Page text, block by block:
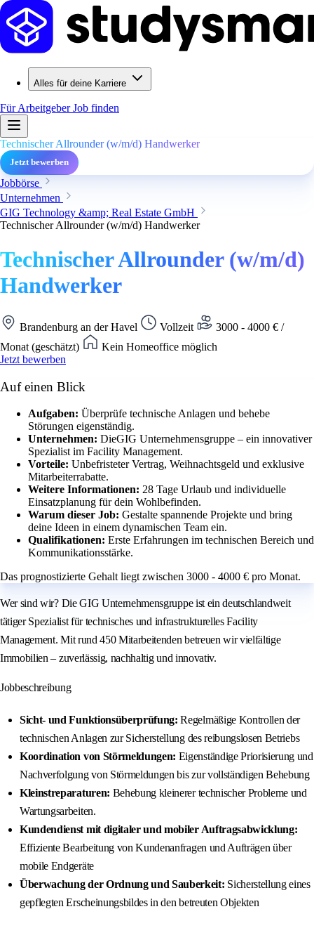
Alles für deine Karriere
Für ArbeitgeberJob finden
Technischer Allrounder (w/m/d) Handwerker
Jetzt bewerben
Jobbörse
Unternehmen
GIG Technology &amp; Real Estate GmbH
Technischer Allrounder (w/m/d) Handwerker
Technischer Allrounder (w/m/d)
Handwerker
Brandenburg an der Havel Vollzeit
3000 - 4000 € /
Monat (geschätzt)
Kein Homeoffice möglich
Jetzt bewerben
Auf einen Blick
Aufgaben: Überprüfe technische Anlagen und behebe
Störungen eigenständig.
Unternehmen: DieGIG Unternehmensgruppe – ein innovativer
Spezialist im Facility Management.
Vorteile: Unbefristeter Vertrag, Weihnachtsgeld und exklusive
Mitarbeiterrabatte.
Weitere Informationen: 28 Tage Urlaub und individuelle
Einsatzplanung für dein Wohlbefinden.
Warum dieser Job: Gestalte spannende Projekte und bring
deine Ideen in einem dynamischen Team ein.
Qualifikationen: Erste Erfahrungen im technischen Bereich und
Kommunikationsstärke.
Das prognostizierte Gehalt liegt zwischen 3000 - 4000 € pro Monat.
Wer sind wir? Die GIG Unternehmensgruppe ist ein deutschlandweit
tätiger Spezialist für technisches und infrastrukturelles Facility
Management. Mit rund 450 Mitarbeitenden betreuen wir vielfältige
Immobilien – zuverlässig, nachhaltig und innovativ.
Jobbeschreibung
Sicht- und Funktionsüberprüfung: Regelmäßige Kontrollen der
technischen Anlagen zur Sicherstellung des reibungslosen Betriebs
Koordination von Störmeldungen: Eigenständige Priorisierung und
Nachverfolgung von Störmeldungen bis zur vollständigen Behebung
Kleinstreparaturen: Behebung kleinerer technischer Probleme und
Wartungsarbeiten.
Kundendienst mit digitaler und mobiler Auftragsabwicklung:
Effiziente Bearbeitung von Kundenanfragen und Aufträgen über
mobile Endgeräte
Überwachung der Ordnung und Sauberkeit: Sicherstellung eines
gepflegten Erscheinungsbildes in den betreuten Objekten